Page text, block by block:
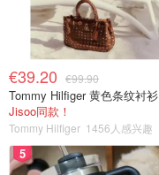
€39.20 €99.90
Tommy Hilfiger 黄色条纹衬衫
Jisoo同款！
Tommy Hilfiger 1456人感兴趣
5